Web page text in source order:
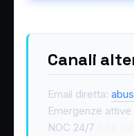
Canali
Email diretta:
Emergenze
NOC 24/7